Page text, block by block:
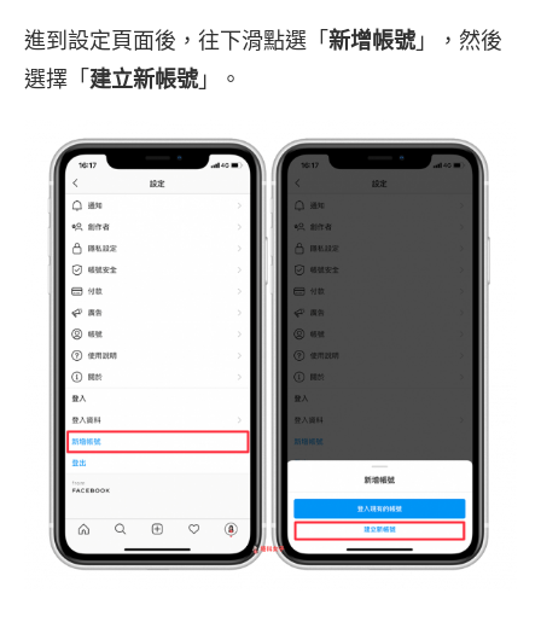
進到設定頁面後，往下滑點選「 新增帳號」，然後
選擇「 建立新帳號」。